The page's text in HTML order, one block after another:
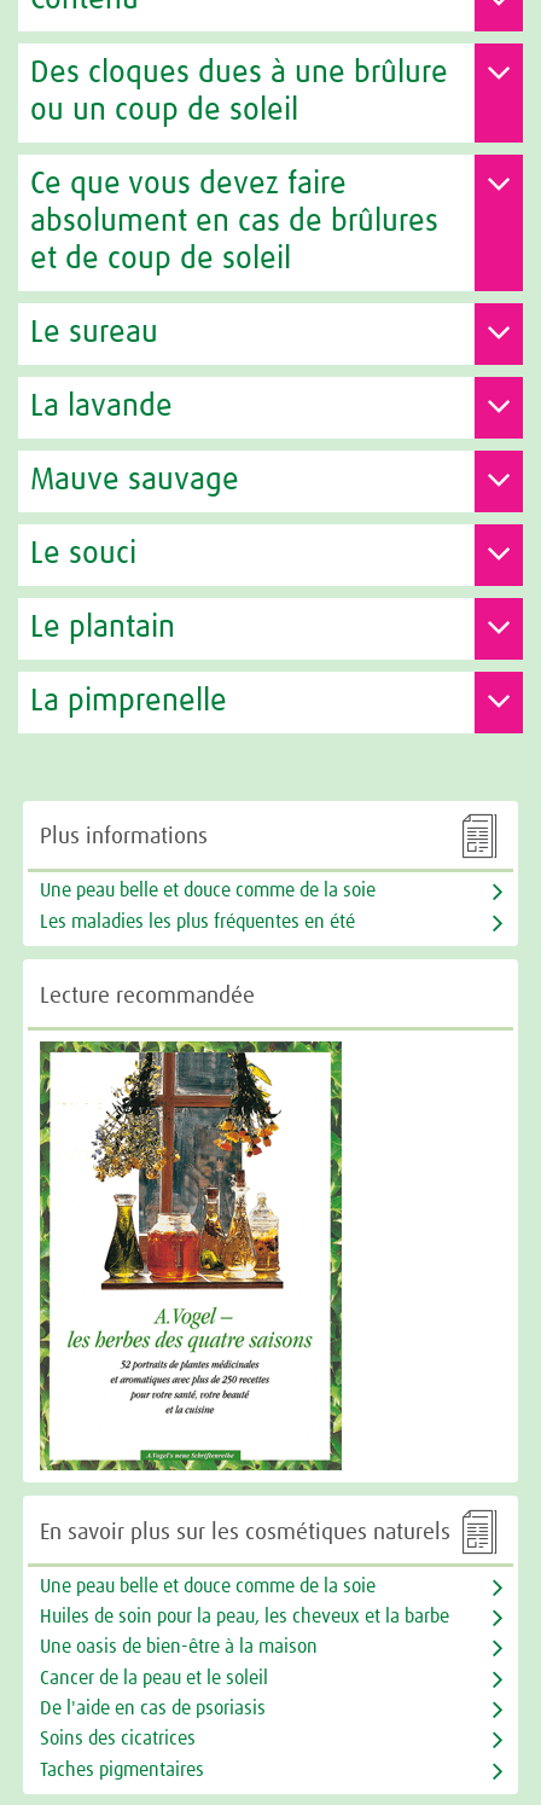
Des cloques dues à une brûlure
ou un coup de soleil
Ce que vous devez faire
absolument en cas de brûlures
et de coup de soleil
Le sureau
La lavande
Mauve sauvage
Le souci
Le plantain
La pimprenelle

Plus informations
Une peau belle et douce comme de la soie
Les maladies les plus fréquentes en été
Lecture recommandée

En savoir plus sur les cosmétiques naturels
Une peau belle et douce comme de la soie
Huiles de soin pour la peau, les cheveux et la barbe
Une oasis de bien-être à la maison
Cancer de la peau et le soleil
De l'aide en cas de psoriasis
Soins des cicatrices
Taches pigmentaires